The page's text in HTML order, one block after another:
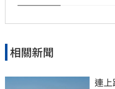
相關新聞
連上